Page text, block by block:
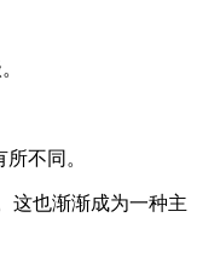
不同。
这也渐渐成为一种主